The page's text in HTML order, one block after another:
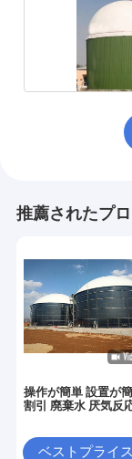
推薦されたプ
操作が簡単 設置が
割引 廃棄水 厌気反
ベストプライス